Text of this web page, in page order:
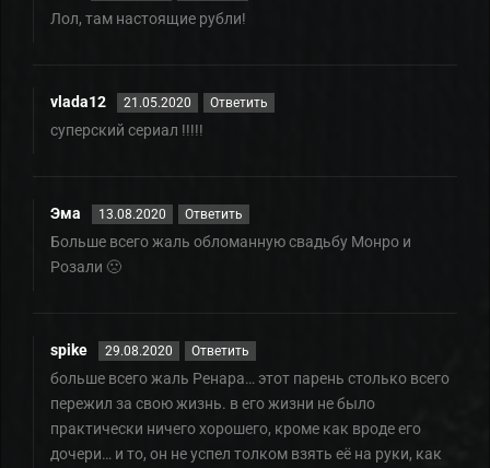
Лол, там настоящие рубли!
vlada12 21.05.2020 Ответить
суперский сериал !!!!!
Эма 13.08.2020 Ответить
Больше всего жаль обломанную свадьбу Монро и
Розали 🙁
spike 29.08.2020 Ответить
больше всего жаль Ренара… этот парень столько всего
пережил за свою жизнь. в его жизни не было
практически ничего хорошего, кроме как вроде его
дочери… и то, он не успел толком взять её на руки, как